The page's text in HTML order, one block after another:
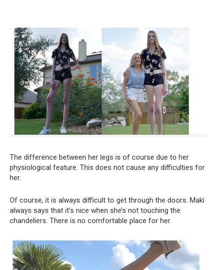
The difference between her legs is of course due to her
physiological feature. This does not cause any difficulties for
her.
Of course, it is always difficult to get through the doors. Maki
always says that it’s nice when she’s not touching the
chandeliers. There is no comfortable place for her.